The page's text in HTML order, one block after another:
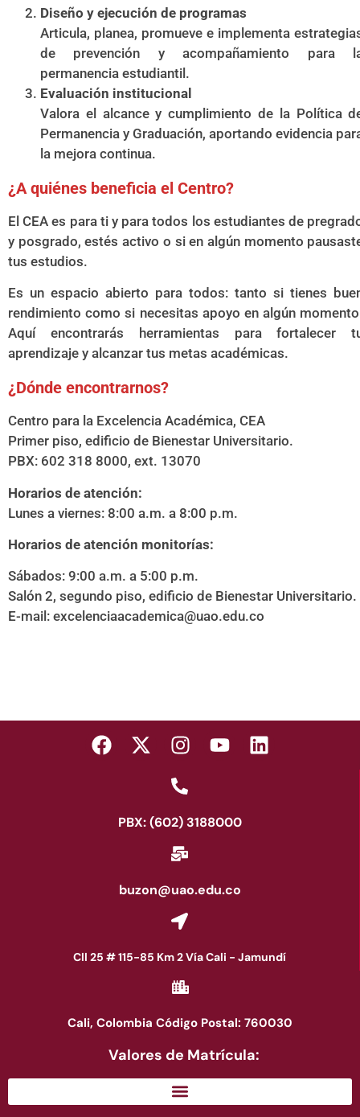
Diseño y ejecución de programas
Articula, planea, promueve e implementa
de prevención y acompañamiento para
permanencia estudiantil.
Evaluación institucional
Valora el alcance y cumplimiento de la Política
Permanencia y Graduación, aportando evidencia
la mejora continua.
¿A quiénes beneficia el Centro?
El CEA es para ti y para todos los estudiantes de
y posgrado, estés activo o si en algún momento
tus estudios.
Es un espacio abierto para todos: tanto si tienes
rendimiento como si necesitas apoyo en algún
Aquí encontrarás herramientas para fortalecer
aprendizaje y alcanzar tus metas académicas.
¿Dónde encontrarnos?
Centro para la Excelencia Académica, CEA
Primer piso, edificio de Bienestar Universitario.
PBX: 602 318 8000, ext. 13070
Horarios de atención:
Lunes a viernes: 8:00 a.m. a 8:00 p.m.
Horarios de atención monitorías:
Sábados: 9:00 a.m. a 5:00 p.m.
Salón 2, segundo piso, edificio de Bienestar Universitario.
E-mail: excelenciaacademica@uao.edu.co
PBX: (602) 3188000
buzon@uao.edu.co
Cll 25 # 115-85 Km 2 Vía Cali - Jamundí
Cali, Colombia Código Postal: 760030
Valores de Matrícula: